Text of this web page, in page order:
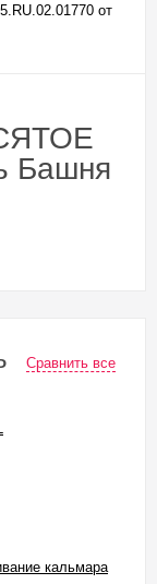
от
Башня
Сравнить все
кальмара